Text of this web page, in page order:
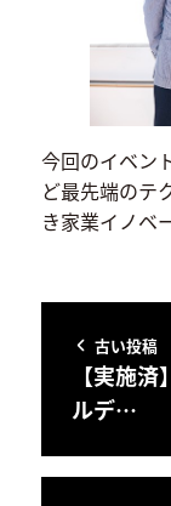
今回のイベン
ど最先端のテ
き家業イノベ
古い投稿
【実施
ルデ…